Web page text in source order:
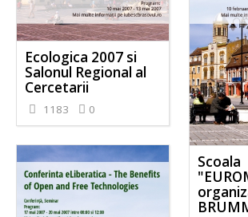
Ecologica 2007 si
Salonul Regional al
Cercetarii
1183 0
Scoala